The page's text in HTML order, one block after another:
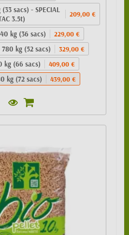
sacs) - SPECIAL
3.5t)
209,00 €
kg (36 sacs) 229,00 €
kg (52 sacs) 329,00 €
kg (66 sacs) 409,00 €
kg (72 sacs) 439,00 €